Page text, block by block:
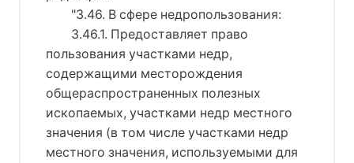
"3.46. В сфере недропользования:
3.46.1. Предоставляет право
пользования участками недр,
содержащими месторождения
общераспространенных полезных
ископаемых, участками недр местного
значения (в том числе участками недр
местного значения, используемыми для